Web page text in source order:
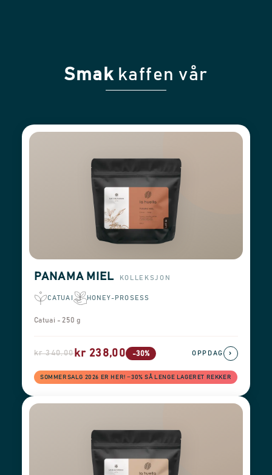
Smakkaffen vår
PANAMA MIEL KOLLEKSJON
CATUAI HONEY-PROSESS
Catuai - 250 g
kr 340,00kr 238,00 -30%
SOMMERSALG 2026 ER HER! −30% SÅ LENGE LAGERET REKKER
OPPDAG ›